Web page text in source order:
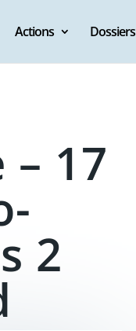
Actions Dossiers
– 17
2